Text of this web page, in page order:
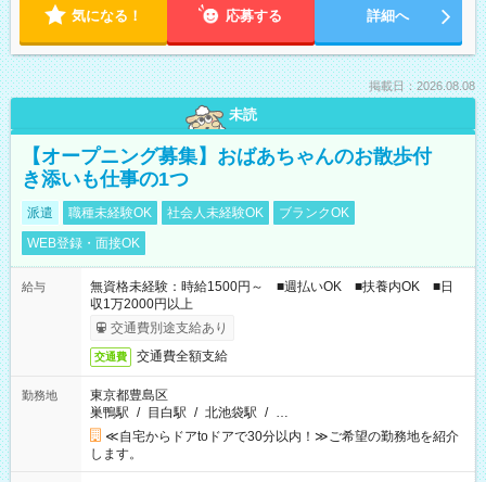
気になる！ 応募する 詳細へ
掲載日：2026.08.08
未読
【オープニング募集】おばあちゃんのお散歩付
き添いも仕事の1つ
派遣 職種未経験OK 社会人未経験OK
ブランクOK
WEB登録・面接OK
給与
無資格未経験：時給1500円～ ■週払いOK ■扶養内OK ■日
収1万2000円以上
交通費別途支給あり
交通費 交通費全額支給
勤務地
東京都豊島区
巣鴨駅 / 目白駅 / 北池袋駅 / …
≪自宅からドアtoドアで30分以内！≫ご希望の勤務地を紹介
します。